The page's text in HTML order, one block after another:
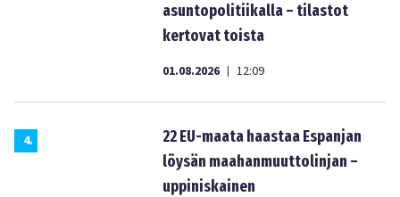
asuntopolitiikalla – tilastot
kertovat toista
01.08.2026 | 12:09
4.
22 EU-maata haastaa Espanjan
löysän maahanmuuttolinjan –
uppiniskainen